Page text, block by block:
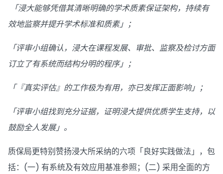
「浸大能够凭借其清晰明确的学术质素保证架构，持续有
效地监察并提升学术标准和质素」；
「评审小组确认，浸大在课程发展、审批、监察及检讨方面
订立了有系统而结构分明的程序」；
「『真实评估』的工作极为有用，亦已发挥正面影响」；
「评审小组找到充分证据，证明浸大提供优质学生支持，以
鼓励全人发展」。
质保局更特别赞扬浸大所采纳的六项「良好实践做法」，包
括：(一) 有系统及有效应用基准参照；(二) 采用全面的方